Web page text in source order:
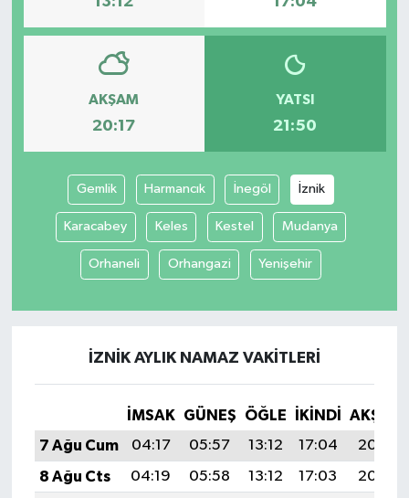
AKŞAM
20:17
YATSI
21:50
Gemlik Harmancık İnegöl İznik
Karacabey Keles Kestel Mudanya
Orhaneli Orhangazi Yenişehir
İZNIK AYLIK NAMAZ VAKITLERI
İMSAK GÜNEŞ ÖĞLE İKINDI
AKŞAM
7 Ağu Cum
04:17 05:57 13:12 17:04
20:17
8 Ağu Cts
04:19 05:58 13:12 17:03
20:16